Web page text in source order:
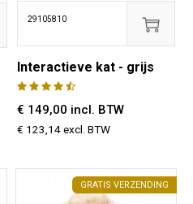
29105810
Interactieve kat - grijs
€ 149,00 incl. BTW
€ 123,14 excl. BTW
GRATIS VERZENDING